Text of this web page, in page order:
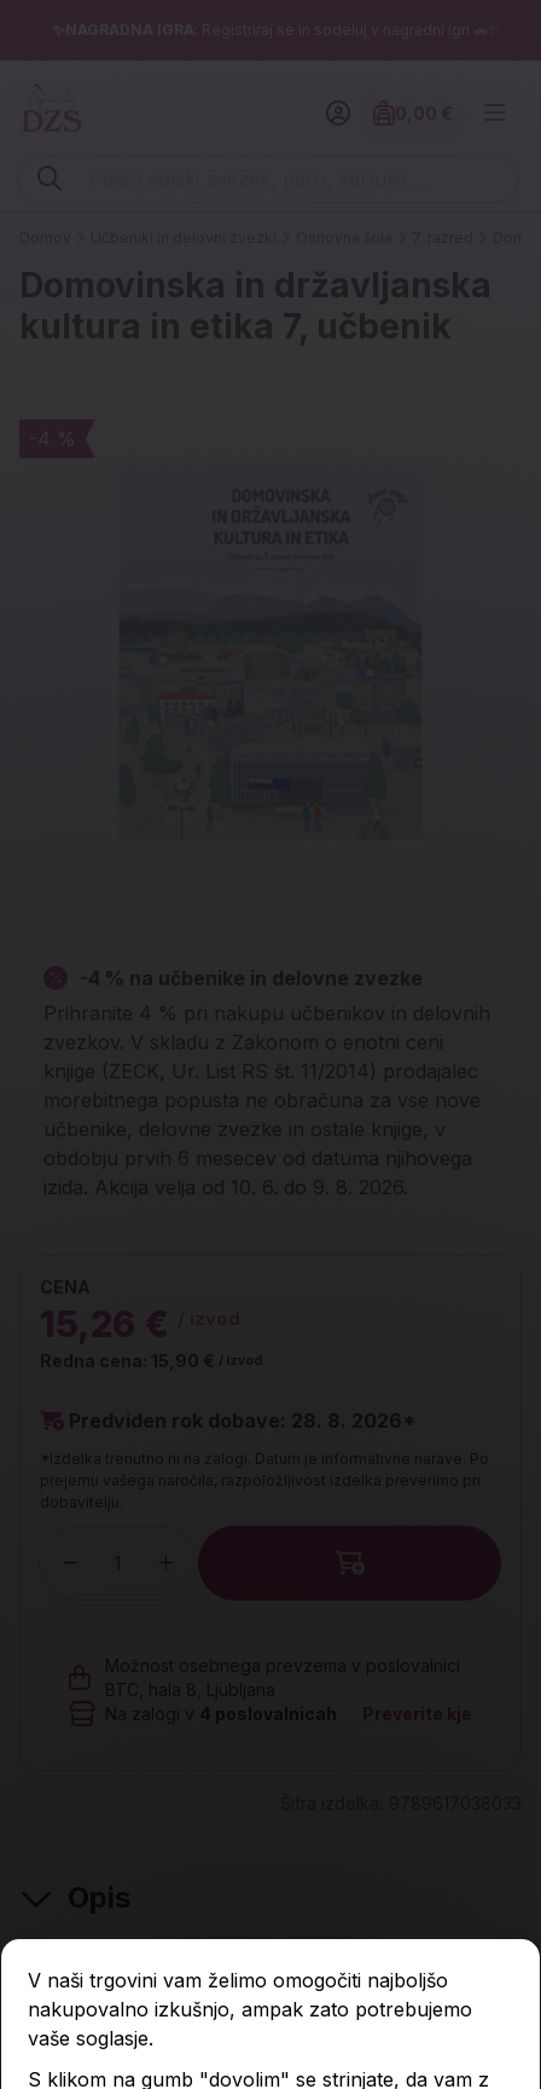
✨NAGRADNA IGRA : Registriraj se in sodeluj v nagradni igri 🚗✨
Vpišite iskalni niz (šolski zvezek, pero, kartuše ...)
Domovinska in državljanska
kultura in etika 7, učbenik
-4 %
-4 % na učbenike in delovne zvezke
Prihranite 4 % pri nakupu učbenikov in delovnih
zvezkov. V skladu z Zakonom o enotni ceni
knjige (ZECK, Ur. List RS št. 11/2014) prodajalec
morebitnega popusta ne obračuna za vse nove
učbenike, delovne zvezke in ostale knjige, v
obdobju prvih 6 mesecev od datuma njihovega
izida. Akcija velja od 10. 6. do 9. 8. 2026.
CENA
15,26 €
Redna cena: 15,90 € / izvod
Predviden rok dobave: 28. 8. 2026*
*Izdelka trenutno ni na zalogi. Datum je informativne narave. Po
prejemu vašega naročila, razpoložljivost izdelka preverimo pri
dobavitelju.
Možnost osebnega prevzema v poslovalnici
BTC, hala 8, Ljubljana
Na zalogi v 4 poslovalnicah Preverite kje
Opis
Lastnosti izdelka
V naši trgovini vam želimo omogočiti najboljšo
nakupovalno izkušnjo, ampak zato potrebujemo
vaše soglasje.
S klikom na gumb "dovolim" se strinjate, da vam z